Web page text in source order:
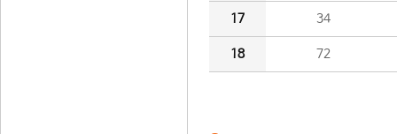
17 34
18 72